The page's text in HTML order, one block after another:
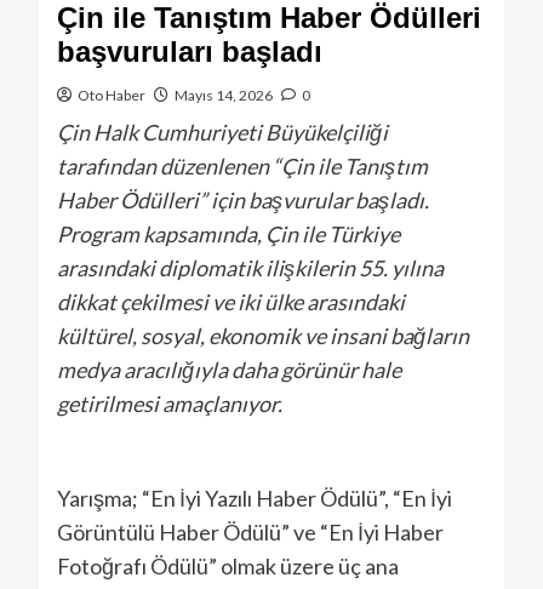
Çin ile Tanıştım Haber Ödülleri
başvuruları başladı
Oto Haber Mayıs 14, 2026 0
Çin Halk Cumhuriyeti Büyükelçiliği
tarafından düzenlenen “Çin ile Tanıştım
Haber Ödülleri” için başvurular başladı.
Program kapsamında, Çin ile Türkiye
arasındaki diplomatik ilişkilerin 55. yılına
dikkat çekilmesi ve iki ülke arasındaki
kültürel, sosyal, ekonomik ve insani bağların
medya aracılığıyla daha görünür hale
getirilmesi amaçlanıyor.
Yarışma; “En İyi Yazılı Haber Ödülü”, “En İyi
Görüntülü Haber Ödülü” ve “En İyi Haber
Fotoğrafı Ödülü” olmak üzere üç ana